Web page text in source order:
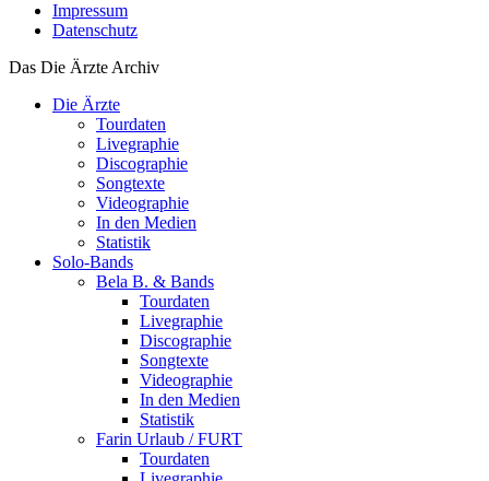
Impressum
Datenschutz
Das Die Ärzte Archiv
Die Ärzte
Tourdaten
Livegraphie
Discographie
Songtexte
Videographie
In den Medien
Statistik
Solo-Bands
Bela B. & Bands
Tourdaten
Livegraphie
Discographie
Songtexte
Videographie
In den Medien
Statistik
Farin Urlaub / FURT
Tourdaten